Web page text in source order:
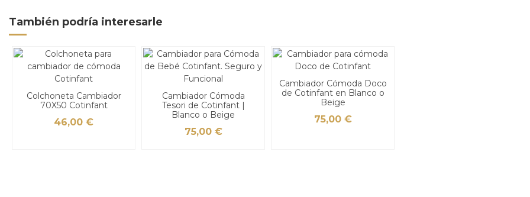
También podría interesarle
Colchoneta Cambiador
70X50 Cotinfant
46,00 €
Cambiador Cómoda
Tesori de Cotinfant |
Blanco o Beige
75,00 €
Cambiador Cómoda Doco
de Cotinfant en Blanco o
Beige
75,00 €